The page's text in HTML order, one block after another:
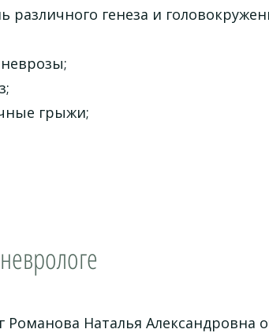
различного генеза и
грыжи;
Романова Наталья Александровна